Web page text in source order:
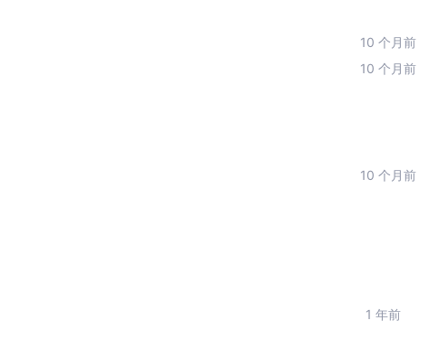
10 个月前
10 个月前
10 个月前
1 年前